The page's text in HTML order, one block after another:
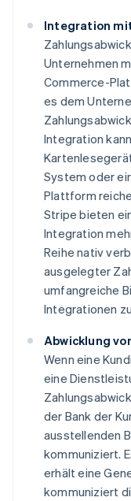
Integration
Unternehmen
Commerce-
es dem
Integration
System oder
Plattform
Stripe bieten
Integration
Reihe nativ
ausgelegter
umfangreiche
Integrationen
Abwicklung
Wenn eine
eine
der Bank der
ausstellenden
kommuniziert.
erhält eine
kommuniziert